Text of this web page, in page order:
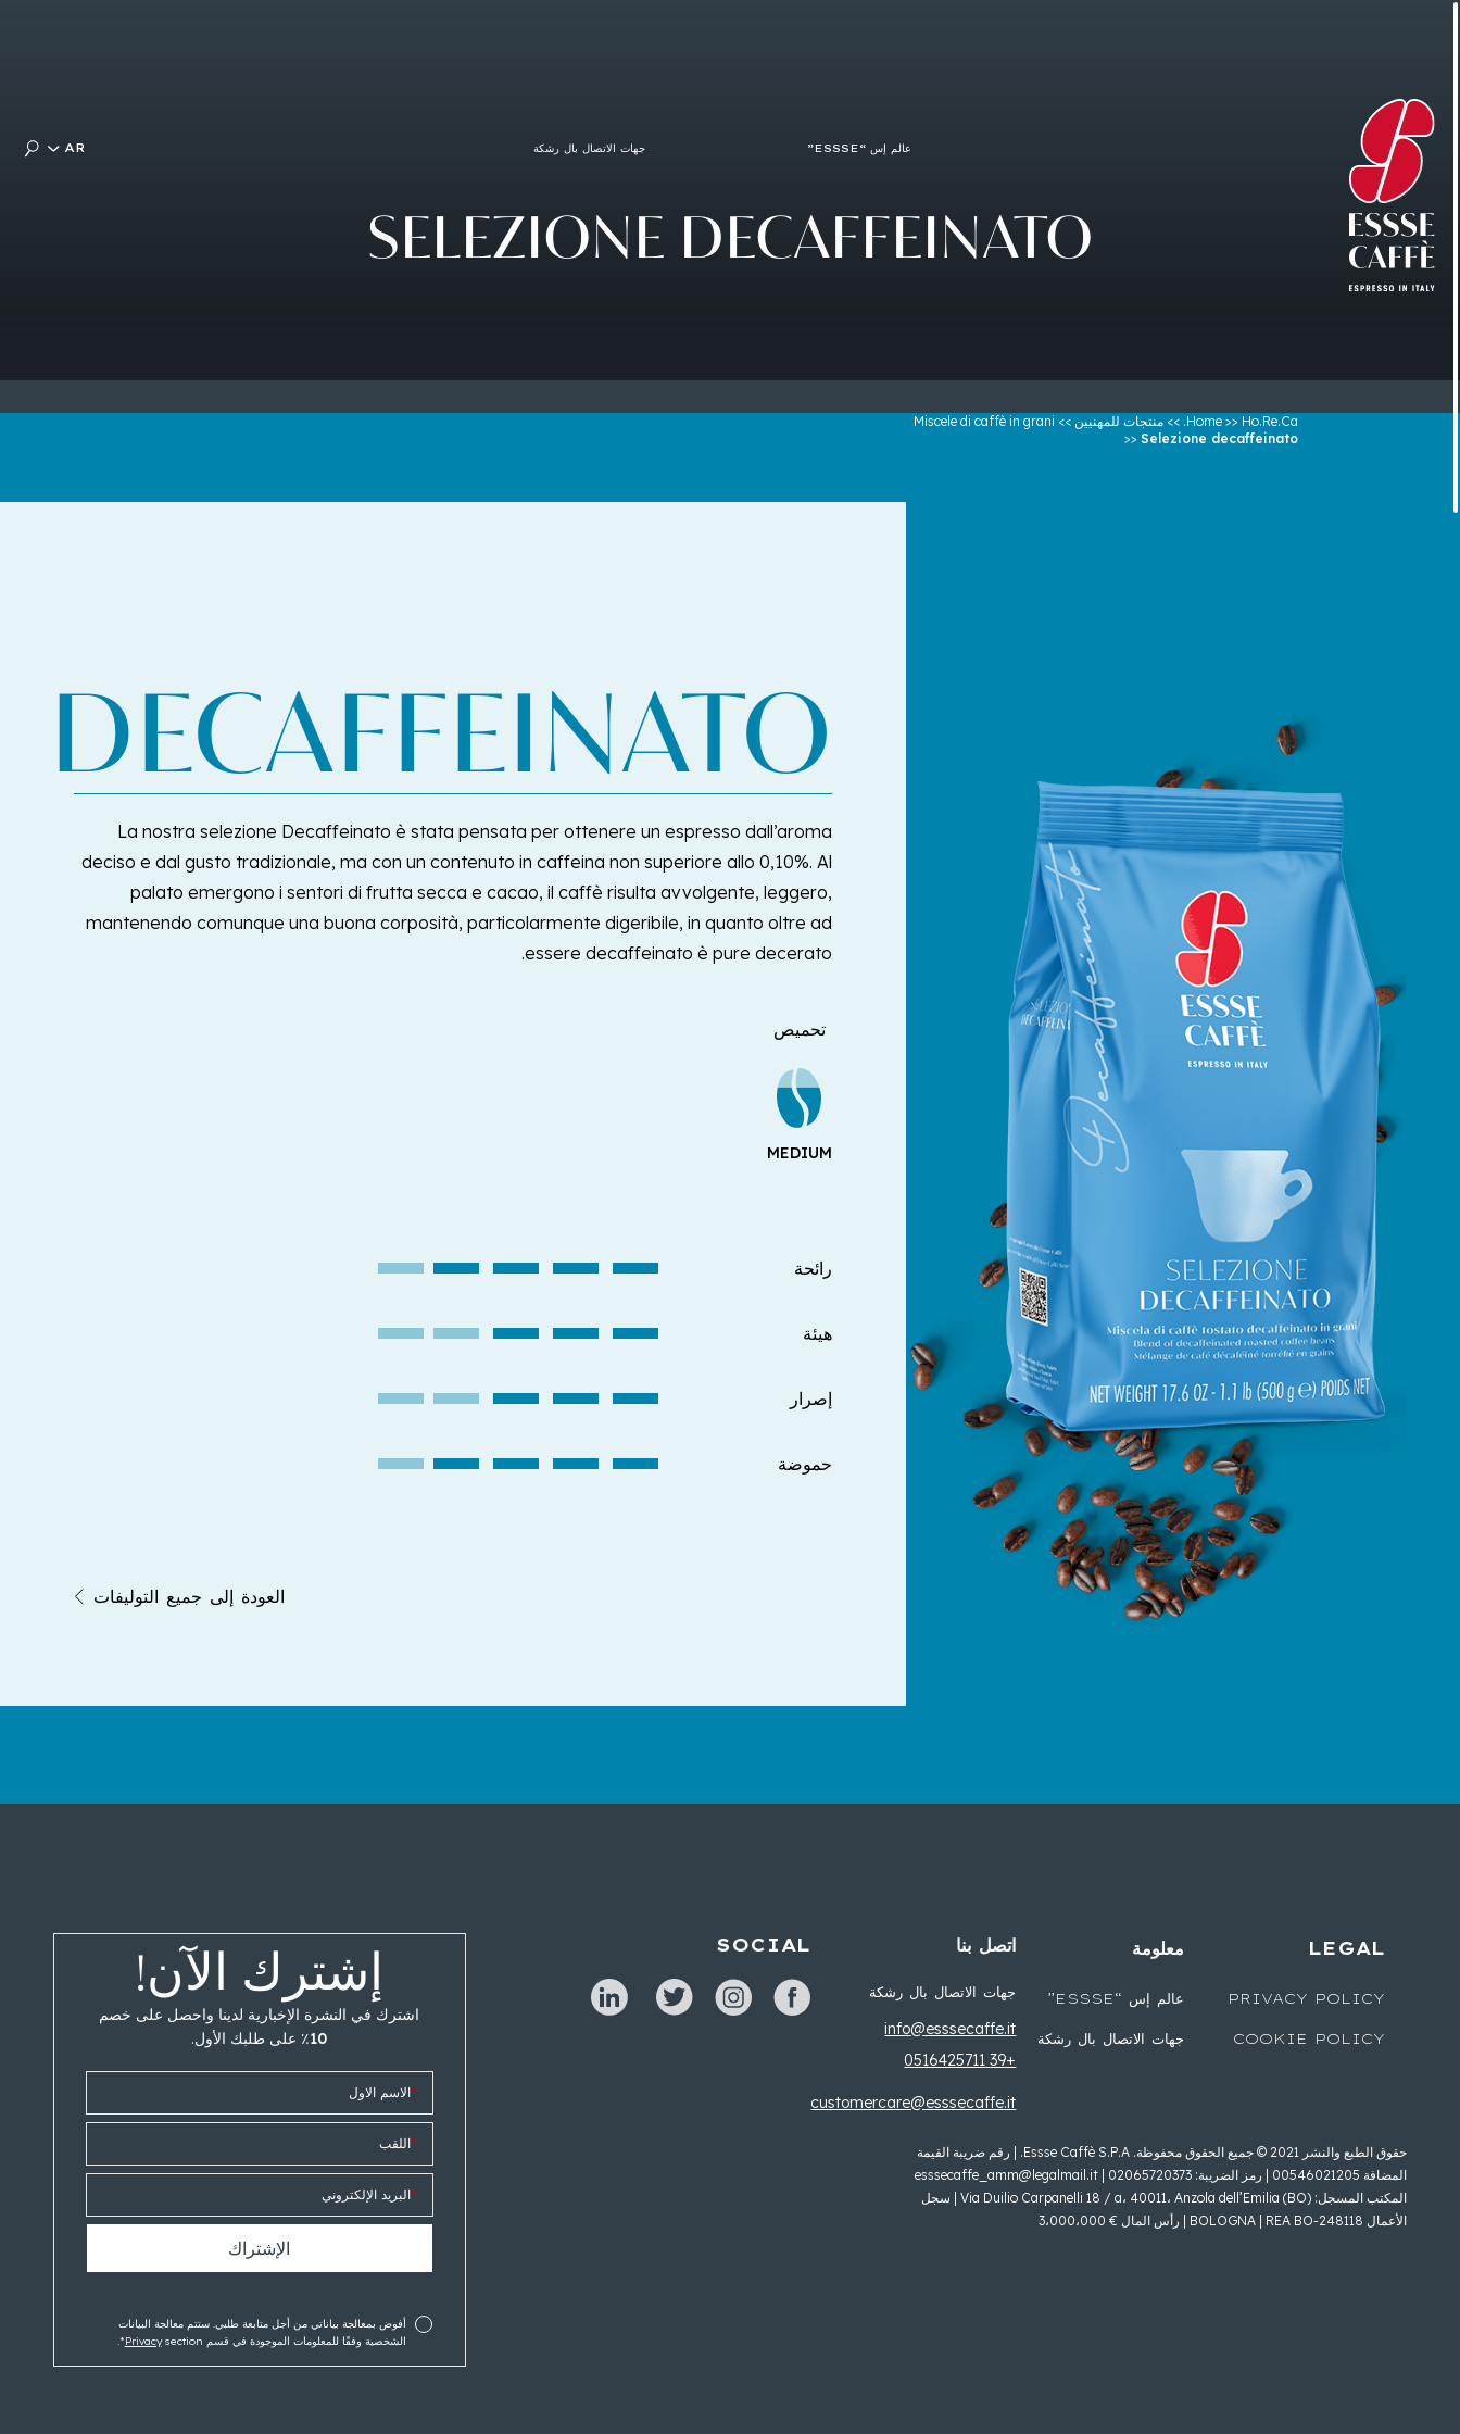
عالم إس “ESSSE” جهات الاتصال بال رشكة AR
SELEZIONE DECAFFEINATO
Home >> Ho.Re.Ca.
>> منتجات للمهنيين>>
Miscele di caffè in grani
>>Selezione decaffeinato
DECAFFEINATO
La nostra selezione Decaffeinato è stata pensata per ottenere un espresso dall’aroma
deciso e dal gusto tradizionale, ma con un contenuto in caffeina non superiore allo 0,10%. Al
palato emergono i sentori di frutta secca e cacao, il caffè risulta avvolgente, leggero,
mantenendo comunque una buona corposità, particolarmente digeribile, in quanto oltre ad
essere decaffeinato è pure decerato.
تحميص
MEDIUM
رائحة
هيئة
إصرار
حموضة
العودة إلى جميع التوليفات
LEGAL
PRIVACY POLICY
COOKIE POLICY
معلومة
عالم إس “ESSSE”
جهات الاتصال بال رشكة
اتصل بنا
جهات الاتصال بال رشكة
info@esssecaffe.it
+39 0516425711
customercare@esssecaffe.it
SOCIAL
حقوق الطبع والنشر 2021 © جميع الحقوق محفوظة. Essse Caffè S.P.A. | رقم ضريبة القيمة
المضافة 00546021205 | رمز الضريبة: 02065720373 |
esssecaffe_amm@legalmail.it
المكتب المسجل: Via Duilio Carpanelli 18 / a، 40011، Anzola dell’Emilia (BO) | سجل
الأعمال BOLOGNA | REA BO-248118 | رأس المال € 3،000،000
إشترك الآن!
اشترك في النشرة الإخبارية لدينا واحصل على خصم
10٪
على طلبك الأول.
الاسم الاول*
اللقب*
البريد الإلكتروني*
أفوض بمعالجة بياناتي من أجل متابعة طلبي. ستتم معالجة البيانات
الشخصية وفقًا للمعلومات الموجودة في قسم
Privacysection*.